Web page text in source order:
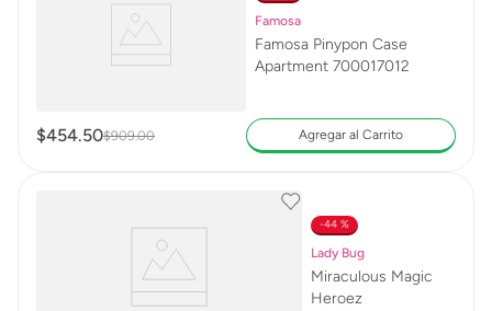
Famosa
Famosa Pinypon Case
Apartment 700017012
$454.50$909.00 Agregar al Carrito
44 %
Lady Bug
Miraculous Magic
Heroez